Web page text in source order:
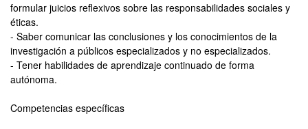
formular juicios reflexivos sobre las responsabilidades sociales y
éticas.
- Saber comunicar las conclusiones y los conocimientos de la
investigación a públicos especializados y no especializados.
- Tener habilidades de aprendizaje continuado de forma
autónoma.
Competencias específicas